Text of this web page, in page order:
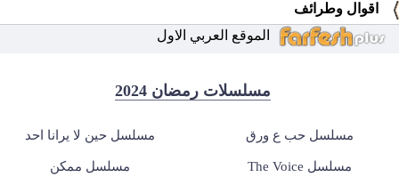
اقوال وطرائف
الموقع العربي الاول
مسلسلات رمضان 2024
مسلسل حب ع ورق مسلسل حين لا يرانا احد
مسلسل The Voice مسلسل ممكن